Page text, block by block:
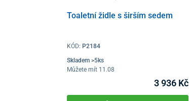
Toaletní židle s širším sedem
KÓD:P2184
Skladem >5ks
Můžete mít 11.08
3 936 Kč